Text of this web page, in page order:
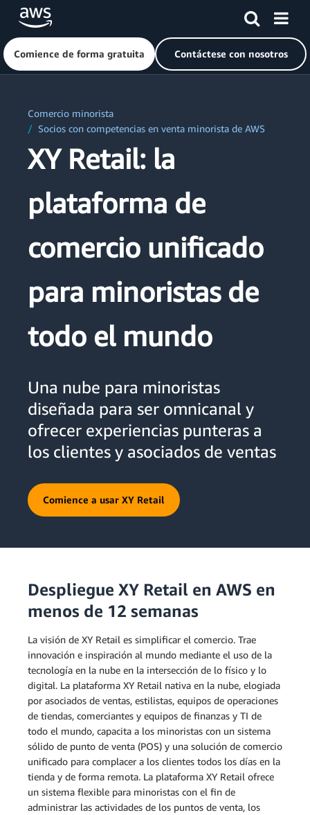
Comience de forma gratuita Contáctese con nosotros
Comercio minorista
Socios con competencias en venta minorista de AWS
XY Retail: la
plataforma de
comercio unificado
para minoristas de
todo el mundo
Una nube para minoristas
diseñada para ser omnicanal y
ofrecer experiencias punteras a
los clientes y asociados de ventas
Comience a usar XY Retail
Despliegue XY Retail en AWS en
menos de 12 semanas
La visión de XY Retail es simplificar el comercio. Trae
innovación e inspiración al mundo mediante el uso de la
tecnología en la nube en la intersección de lo físico y lo
digital. La plataforma XY Retail nativa en la nube, elogiada
por asociados de ventas, estilistas, equipos de operaciones
de tiendas, comerciantes y equipos de finanzas y TI de
todo el mundo, capacita a los minoristas con un sistema
sólido de punto de venta (POS) y una solución de comercio
unificado para complacer a los clientes todos los días en la
tienda y de forma remota. La plataforma XY Retail ofrece
un sistema flexible para minoristas con el fin de
administrar las actividades de los puntos de venta, los